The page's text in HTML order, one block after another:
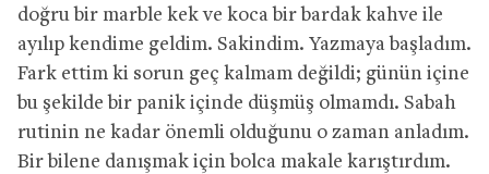
doğru bir marble kek ve koca bir bardak kahve ile
ayılıp kendime geldim. Sakindim. Yazmaya başladım.
Fark ettim ki sorun geç kalmam değildi; günün içine
bu şekilde bir panik içinde düşmüş olmamdı. Sabah
rutinin ne kadar önemli olduğunu o zaman anladım.
Bir bilene danışmak için bolca makale karıştırdım.